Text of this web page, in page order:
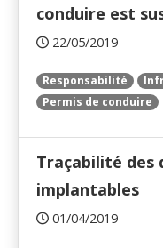
conduire est
22/05/2019
Responsabilité
Permis de conduire
Traçabilité des
implantables
01/04/2019